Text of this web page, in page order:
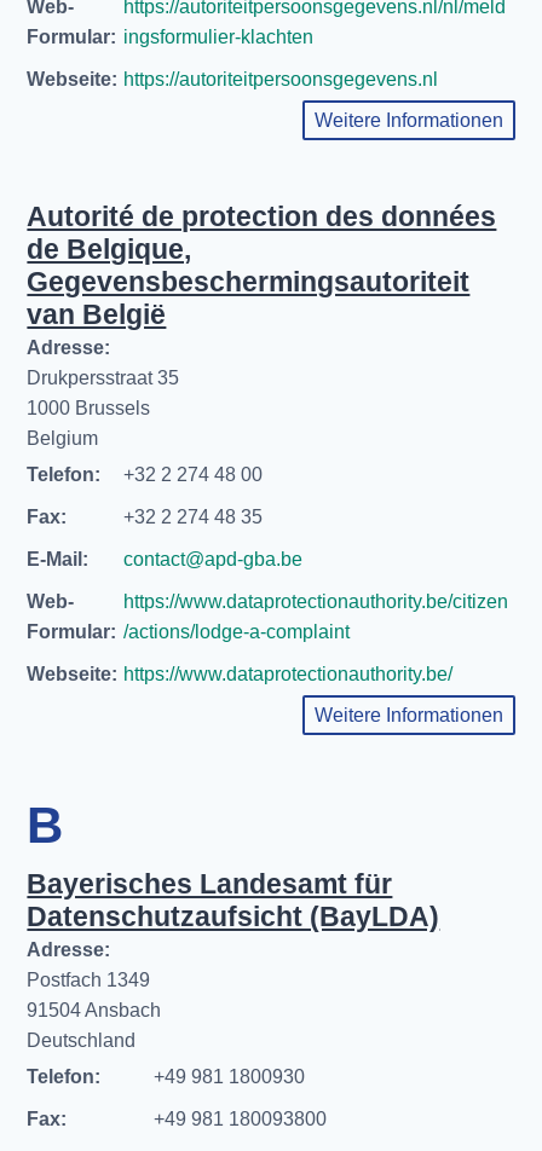
Web-
Formular:
https://autoriteitpersoonsgegevens.nl/nl/meld
ingsformulier-klachten
Webseite: https://autoriteitpersoonsgegevens.nl
Weitere Informationen
Autorité de protection des données
de Belgique,
Gegevensbeschermingsautoriteit
van België
Adresse:
Drukpersstraat 35
1000 Brussels
Belgium
Telefon:
+32 2 274 48 00
Fax: +32 2 274 48 35
E-Mail: contact@apd-gba.be
Web-
Formular:
https://www.dataprotectionauthority.be/citizen
/actions/lodge-a-complaint
Webseite: https://www.dataprotectionauthority.be/
Weitere Informationen
B
Bayerisches Landesamt für
Datenschutzaufsicht (BayLDA)
Adresse:
Postfach 1349
91504 Ansbach
Deutschland
Telefon:
+49 981 1800930
Fax: +49 981 180093800